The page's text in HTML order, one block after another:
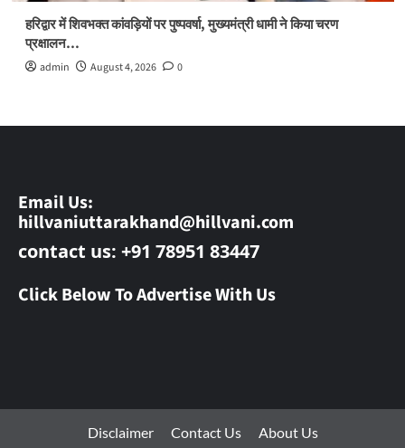
हरिद्वार में शिवभक्त कांवड़ियों पर पुष्पवर्षा, मुख्यमंत्री धामी ने किया चरण
प्रक्षालन…
admin August 4, 2026 0
Email Us:
hillvaniuttarakhand@hillvani.com
contact us: +91 78951 83447
Click Below To Advertise With Us
Disclaimer Contact Us About Us